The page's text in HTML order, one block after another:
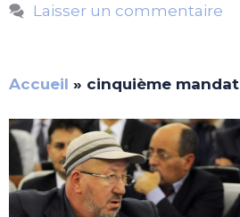
Laisser un commentaire
Accueil » cinquième mandat